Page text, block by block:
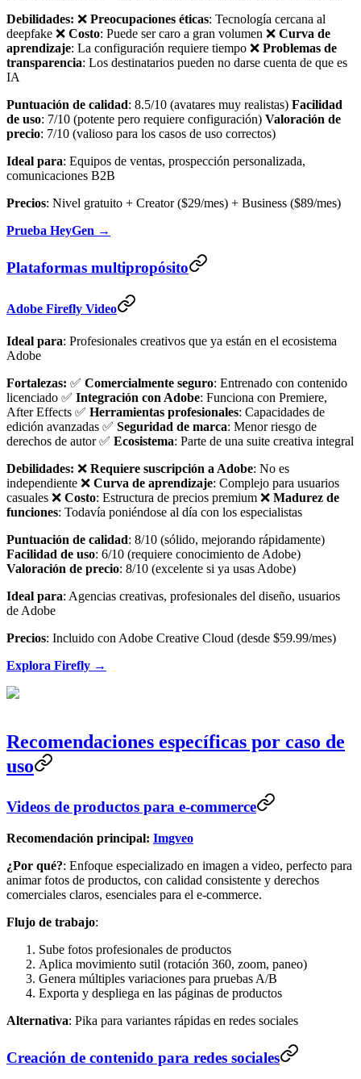
Debilidades: ❌ Preocupaciones éticas: Tecnología cercana al
deepfake ❌ Costo: Puede ser caro a gran volumen ❌ Curva de
aprendizaje: La configuración requiere tiempo ❌ Problemas de
transparencia: Los destinatarios pueden no darse cuenta de que es
IA
Puntuación de calidad: 8.5/10 (avatares muy realistas) Facilidad
de uso: 7/10 (potente pero requiere configuración) Valoración de
precio: 7/10 (valioso para los casos de uso correctos)
Ideal para: Equipos de ventas, prospección personalizada,
comunicaciones B2B
Precios: Nivel gratuito + Creator ($29/mes) + Business ($89/mes)
Prueba HeyGen →
Plataformas multipropósito
Adobe Firefly Video
Ideal para: Profesionales creativos que ya están en el ecosistema
Adobe
Fortalezas: ✅ Comercialmente seguro: Entrenado con contenido
licenciado ✅ Integración con Adobe: Funciona con Premiere,
After Effects ✅ Herramientas profesionales: Capacidades de
edición avanzadas ✅ Seguridad de marca: Menor riesgo de
derechos de autor ✅ Ecosistema: Parte de una suite creativa integral
Debilidades: ❌ Requiere suscripción a Adobe: No es
independiente ❌ Curva de aprendizaje: Complejo para usuarios
casuales ❌ Costo: Estructura de precios premium ❌ Madurez de
funciones: Todavía poniéndose al día con los especialistas
Puntuación de calidad: 8/10 (sólido, mejorando rápidamente)
Facilidad de uso: 6/10 (requiere conocimiento de Adobe)
Valoración de precio: 8/10 (excelente si ya usas Adobe)
Ideal para: Agencias creativas, profesionales del diseño, usuarios
de Adobe
Precios: Incluido con Adobe Creative Cloud (desde $59.99/mes)
Explora Firefly →
Recomendaciones específicas por caso de
uso
Videos de productos para e-commerce
Recomendación principal: Imgveo
¿Por qué?: Enfoque especializado en imagen a video, perfecto para
animar fotos de productos, con calidad consistente y derechos
comerciales claros, esenciales para el e-commerce.
Flujo de trabajo:
Sube fotos profesionales de productos
Aplica movimiento sutil (rotación 360, zoom, paneo)
Genera múltiples variaciones para pruebas A/B
Exporta y despliega en las páginas de productos
Alternativa: Pika para variantes rápidas en redes sociales
Creación de contenido para redes sociales